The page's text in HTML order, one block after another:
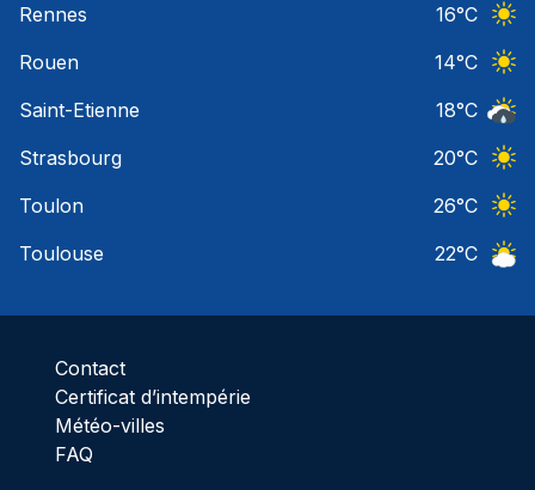
Rennes
16°C
Rouen
14°C
Saint-Etienne
18°C
Strasbourg
20°C
Toulon
26°C
Toulouse
22°C
Contact
Certificat d’intempérie
Météo-villes
FAQ